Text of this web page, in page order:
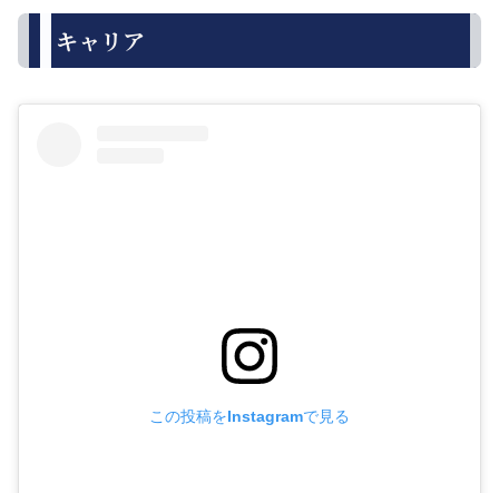
キャリア
この投稿をInstagramで見る